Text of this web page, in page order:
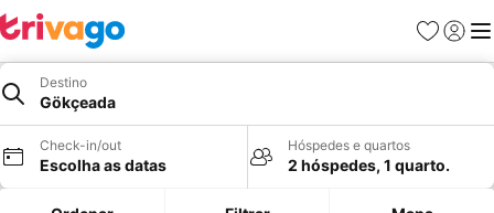
Favoritos
Iniciar
Destino
Gökçeada
Check-in/out
Escolha as datas
Hóspedes e quartos
2 hóspedes, 1 quarto.